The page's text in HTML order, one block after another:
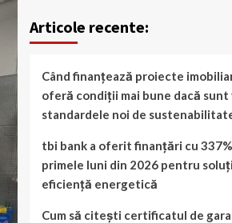
Articole recente:
Când finanțează proiecte
oferă condiții mai bune dacă sunt
standardele noi de
tbi bank a oferit finanțări cu 337%
primele luni din 2026 pentru
eficiență energetică
Cum să citești certificatul de